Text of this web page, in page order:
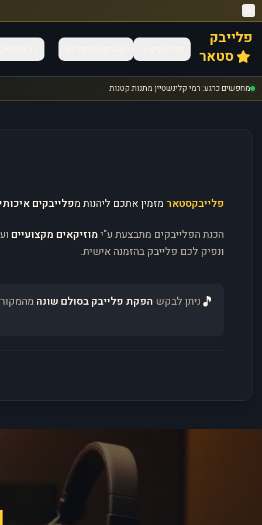
פלייבק
סטאר
מחפשים כרגע: רמי קלינשטיין מתנות קטנות
פלייבקסטאר מזמין אתכם ליהנות מפלייבקים
הכנת הפלייבקים מתבצעת ע"ימוזיקאים מקצועיים
ונפיק לכם פלייבק בהזמנה אישית.
🎵ניתן לבקש הפקת פלייבק בסולם שונה